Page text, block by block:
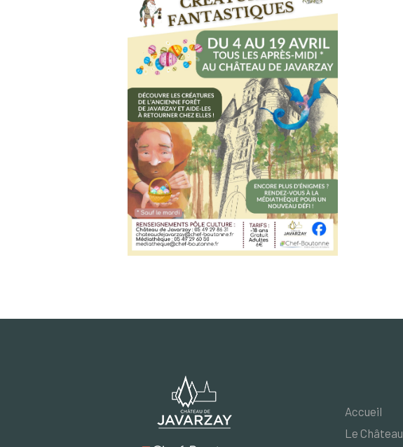
Accueil
Le Château